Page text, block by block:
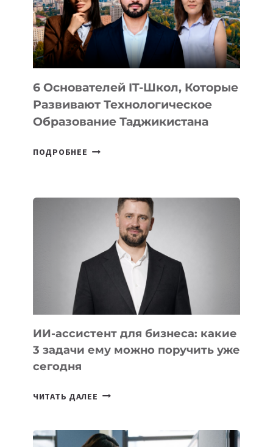
УСТРОЙСТВА
ОТ
OPENAI
6 Основателей IT-Школ, Которые
Развивают Технологическое
Образование Таджикистана
ПОДРОБНЕЕ
КОТОРЫЕ
РАЗВИВАЮТ
ТЕХНОЛОГИЧЕСКОЕ
ОБРАЗОВАНИЕ
ТАДЖИКИСТАНА
ИИ-ассистент для бизнеса: какие
3 задачи ему можно поручить уже
сегодня
ЧИТАТЬ ДАЛЕЕ ИИ-
БИЗНЕСА: